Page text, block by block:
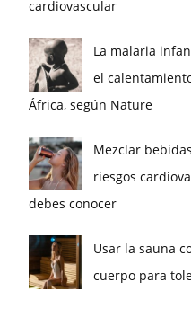
cardiovascular
La malaria
el
África, según Nature
Mezclar
riesgos
debes conocer
Usar la sauna
cuerpo para